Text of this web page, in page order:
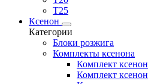
T25
Ксенон
Категории
Блоки розжига
Комплекты ксенона
Комплект
Комплект